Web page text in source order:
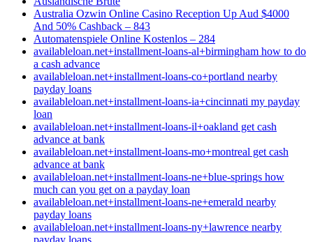
Australia Ozwin Online Casino Reception Up Aud $4000
And 50% Cashback – 843
Automatenspiele Online Kostenlos – 284
availableloan.net+installment-loans-al+birmingham how to do
a cash advance
availableloan.net+installment-loans-co+portland nearby
payday loans
availableloan.net+installment-loans-ia+cincinnati my payday
loan
availableloan.net+installment-loans-il+oakland get cash
advance at bank
availableloan.net+installment-loans-mo+montreal get cash
advance at bank
availableloan.net+installment-loans-ne+blue-springs how
much can you get on a payday loan
availableloan.net+installment-loans-ne+emerald nearby
payday loans
availableloan.net+installment-loans-ny+lawrence nearby
payday loans